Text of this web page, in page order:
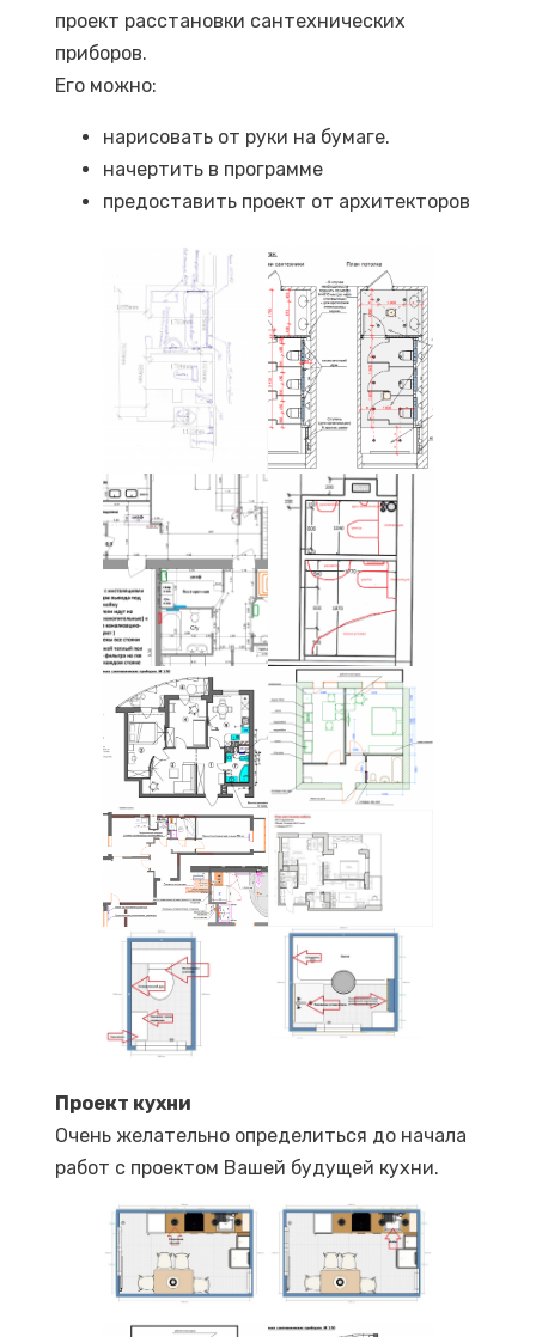
проект расстановки сантехнических
приборов.
Его можно:
нарисовать от руки на бумаге.
начертить в программе
предоставить проект от архитекторов
Проект кухни
Очень желательно определиться до начала
работ с проектом Вашей будущей кухни.